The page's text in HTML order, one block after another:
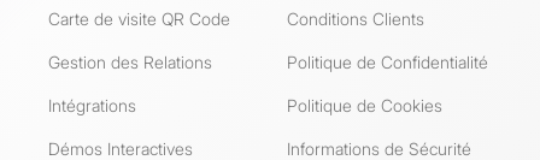
Carte de visite QR Code
Gestion des Relations
Intégrations
Démos Interactives
Conditions Clients
Politique de Confidentialité
Politique de Cookies
Informations de Sécurité